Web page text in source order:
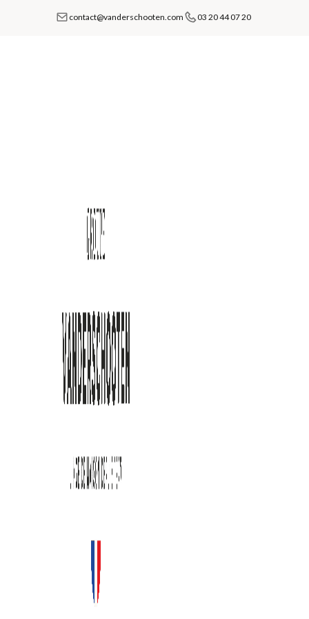
contact@vanderschooten.com 03 20 44 07 20
utilisation des données